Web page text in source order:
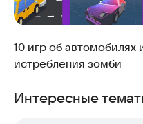
10 игр об автомобилях
истребления зомби
Интересные